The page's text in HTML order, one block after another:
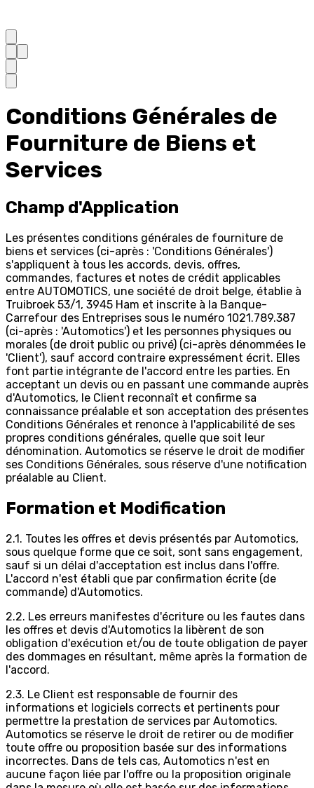
Conditions Générales de
Fourniture de Biens et
Services
Champ d'Application
Les présentes conditions générales de fourniture de
biens et services (ci-après : 'Conditions Générales')
s'appliquent à tous les accords, devis, offres,
commandes, factures et notes de crédit applicables
entre AUTOMOTICS, une société de droit belge, établie à
Truibroek 53/1, 3945 Ham et inscrite à la Banque-
Carrefour des Entreprises sous le numéro 1021.789.387
(ci-après : 'Automotics') et les personnes physiques ou
morales (de droit public ou privé) (ci-après dénommées le
'Client'), sauf accord contraire expressément écrit. Elles
font partie intégrante de l'accord entre les parties. En
acceptant un devis ou en passant une commande auprès
d'Automotics, le Client reconnaît et confirme sa
connaissance préalable et son acceptation des présentes
Conditions Générales et renonce à l'applicabilité de ses
propres conditions générales, quelle que soit leur
dénomination. Automotics se réserve le droit de modifier
ses Conditions Générales, sous réserve d'une notification
préalable au Client.
Formation et Modification
2.1. Toutes les offres et devis présentés par Automotics,
sous quelque forme que ce soit, sont sans engagement,
sauf si un délai d'acceptation est inclus dans l'offre.
L'accord n'est établi que par confirmation écrite (de
commande) d'Automotics.
2.2. Les erreurs manifestes d'écriture ou les fautes dans
les offres et devis d'Automotics la libèrent de son
obligation d'exécution et/ou de toute obligation de payer
des dommages en résultant, même après la formation de
l'accord.
2.3. Le Client est responsable de fournir des
informations et logiciels corrects et pertinents pour
permettre la prestation de services par Automotics.
Automotics se réserve le droit de retirer ou de modifier
toute offre ou proposition basée sur des informations
incorrectes. Dans de tels cas, Automotics n'est en
aucune façon liée par l'offre ou la proposition originale